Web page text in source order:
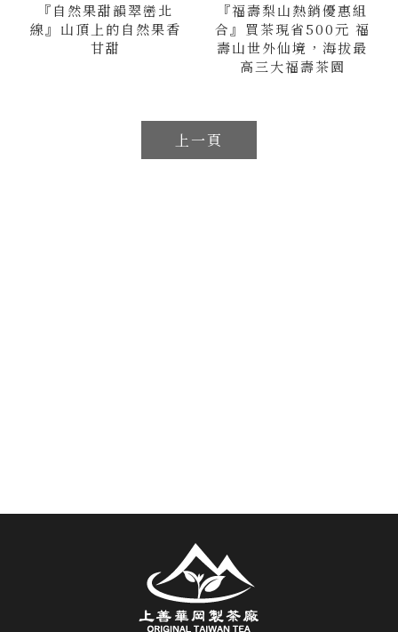
『自然果甜韻翠巒北
線』山頂上的自然果香
甘甜
『福壽梨山熱銷優惠組
合』買茶現省500元 福
壽山世外仙境，海拔最
高三大福壽茶園
上一頁